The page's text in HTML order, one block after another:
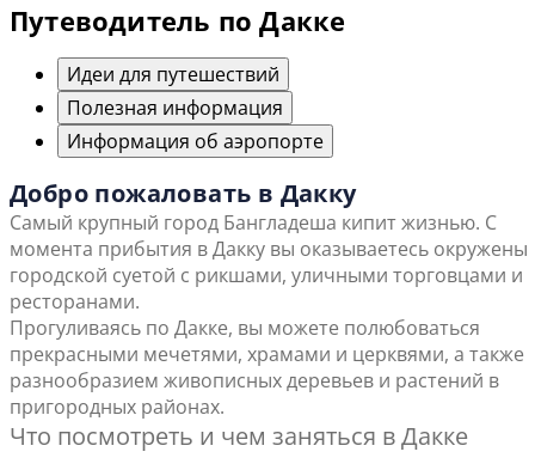
Путеводитель по Дакке
Идеи для путешествий
Полезная информация
Информация об аэропорте
Добро пожаловать в Дакку
Самый крупный город Бангладеша кипит жизнью. С
момента прибытия в Дакку вы оказываетесь окружены
городской суетой с рикшами, уличными торговцами и
ресторанами.
Прогуливаясь по Дакке, вы можете полюбоваться
прекрасными мечетями, храмами и церквями, а также
разнообразием живописных деревьев и растений в
пригородных районах.
Что посмотреть и чем заняться в Дакке